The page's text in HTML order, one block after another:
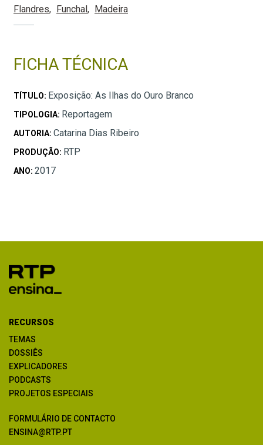
Flandres
Funchal Madeira
FICHA TÉCNICA
TÍTULO: Exposição: As Ilhas do Ouro Branco
TIPOLOGIA: Reportagem
AUTORIA: Catarina Dias Ribeiro
PRODUÇÃO: RTP
ANO: 2017
RECURSOS
TEMAS
DOSSIÊS
EXPLICADORES
PODCASTS
PROJETOS ESPECIAIS
FORMULÁRIO DE CONTACTO
ENSINA@RTP.PT